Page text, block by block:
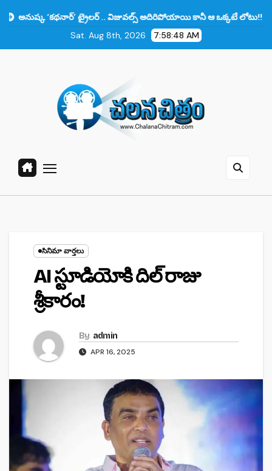
ట్రైలర్ .. విజువల్స్ అదిరిపోయాయి కానీ ఆ ఒక్కటే లోటు!!
Sat. Aug 8th, 2026
7:58:50 AM
సినిమా వార్తలు
AI స్టూడియోకి దిల్ రాజు
శ్రీకారం!
By admin
APR 16, 2025